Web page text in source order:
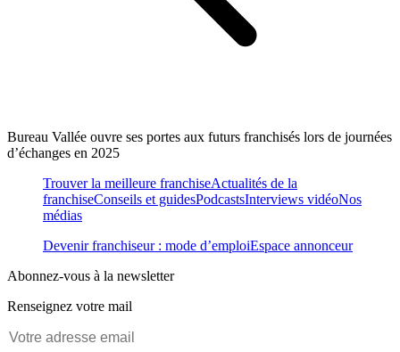
Bureau Vallée ouvre ses portes aux futurs franchisés lors de journées
d’échanges en 2025
Trouver la meilleure franchiseActualités de la
franchiseConseils et guidesPodcastsInterviews vidéoNos
médias
Devenir franchiseur : mode d’emploiEspace annonceur
Abonnez-vous à la newsletter
Renseignez votre mail